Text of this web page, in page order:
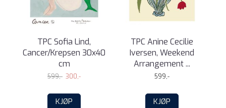
TPC Sofia Lind,
Cancer/Krepsen 30x40
cm
599,- 300,-
KJØP
TPC Anine Cecilie
Iversen, Weekend
Arrangement ...
599,-
KJØP